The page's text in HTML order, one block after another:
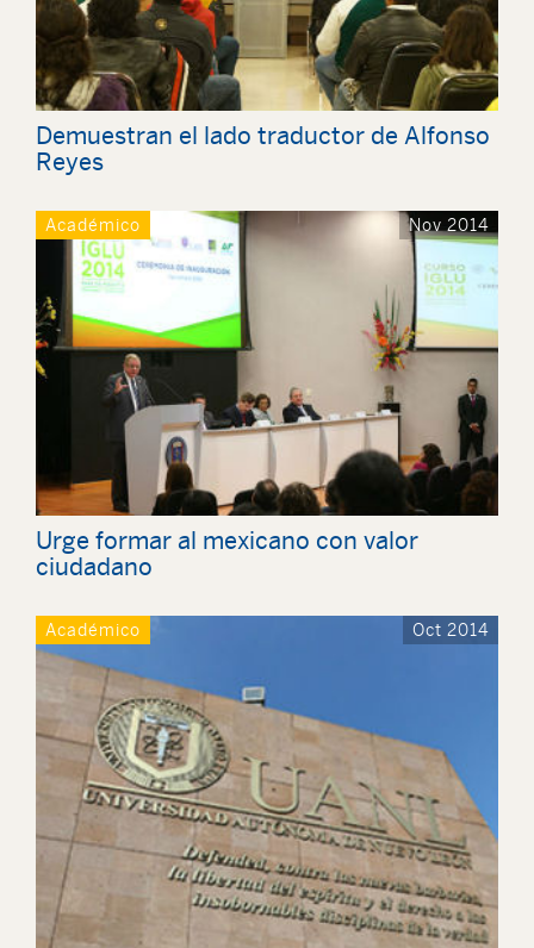
Demuestran el lado traductor de Alfonso
Reyes
Académico Nov 2014
Urge formar al mexicano con valor
ciudadano
Académico Oct 2014